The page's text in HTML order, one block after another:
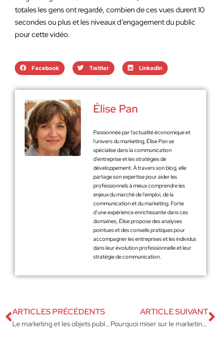
totales les gens ont regardé, combien de ces vues durent 10
secondes ou plus et les niveaux d’engagement du public
pour cette vidéo.
Facebook Twitter LinkedIn
Élise Pan
Passionnée par l'actualité économique et
l'univers du marketing, Élise Pan se
spécialise dans la communication
d'entreprise et les stratégies de
développement. À travers son blog, elle
partage son expertise pour aider les
professionnels à mieux comprendre les
enjeux du marché de l'emploi, de la
communication et du marketing. Forte
d’une expérience enrichissante dans ces
domaines, Élise propose des analyses
pointues et des conseils pratiques pour
accompagner les entreprises et les individus
dans leur évolution professionnelle et leur
stratégie de communication.
ARTICLES PRÉCÉDENTS
Le marketing et les objets publicitaires personnalisés
ARTICLE SUIVANT
Pourquoi miser sur le marketing automobile pour votre concession auto ?